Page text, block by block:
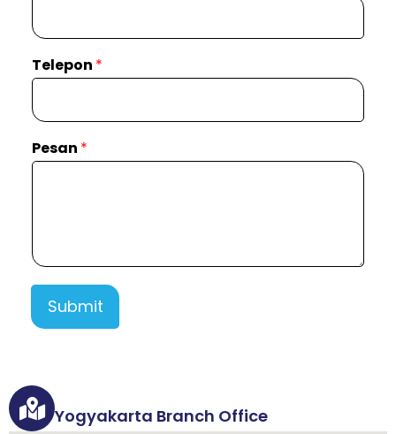
Telepon *
Pesan *
Submit
Yogyakarta Branch Office